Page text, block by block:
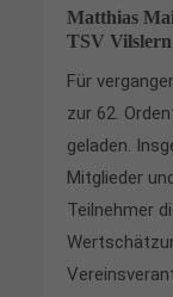
Mon - Fri
Get in
Cybersteel
376-293 City
San
Have any
+44 1234
Matthias
TSV Vilslern
Für
zur 62.
geladen.
Mitglieder
Teilnehmer